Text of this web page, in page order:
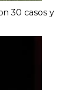
30 casos y